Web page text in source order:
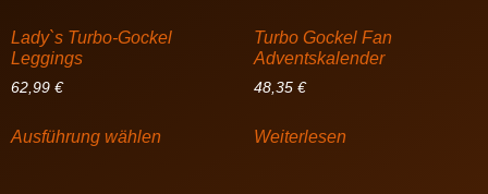
Lady`s Turbo-Gockel
Leggings
62,99 €
Ausführung wählen
Turbo Gockel Fan
Adventskalender
48,35 €
Weiterlesen